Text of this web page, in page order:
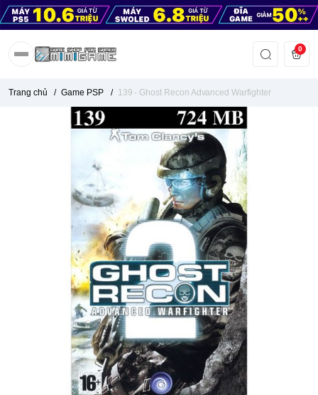
0
Trang chủ / Game PSP / 139 - Ghost Recon Advanced Warfighter